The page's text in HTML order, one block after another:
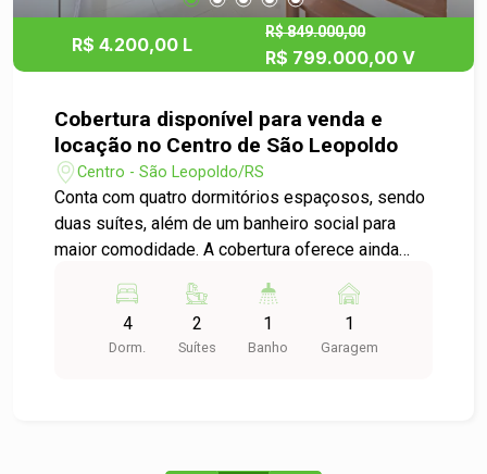
R$ 4.200,00 L
R$ 849.000,00
R$ 799.000,00 V
Cobertura disponível para venda e
locação no Centro de São Leopoldo
Centro - São Leopoldo/RS
Conta com quatro dormitórios espaçosos, sendo
duas suítes, além de um banheiro social para
maior comodidade. A cobertura oferece ainda
segurança e praticidade no dia a dia. Localizada
em uma região privilegiada que oferece
praticidade e fácil acesso a todo o comércio,
4
Dorm.
2
Suítes
1
Banho
1
Garagem